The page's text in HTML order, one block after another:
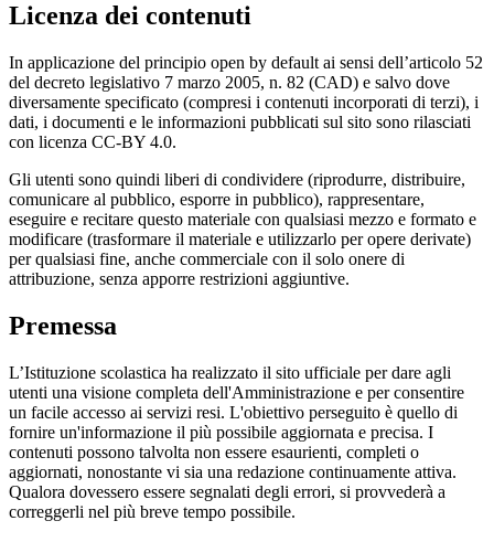
Licenza dei contenuti
In applicazione del principio open by default ai sensi dell’articolo 52
del decreto legislativo 7 marzo 2005, n. 82 (CAD) e salvo dove
diversamente specificato (compresi i contenuti incorporati di terzi), i
dati, i documenti e le informazioni pubblicati sul sito sono rilasciati
con licenza CC-BY 4.0.
Gli utenti sono quindi liberi di condividere (riprodurre, distribuire,
comunicare al pubblico, esporre in pubblico), rappresentare,
eseguire e recitare questo materiale con qualsiasi mezzo e formato e
modificare (trasformare il materiale e utilizzarlo per opere derivate)
per qualsiasi fine, anche commerciale con il solo onere di
attribuzione, senza apporre restrizioni aggiuntive.
Premessa
L’Istituzione scolastica ha realizzato il sito ufficiale per dare agli
utenti una visione completa dell'Amministrazione e per consentire
un facile accesso ai servizi resi. L'obiettivo perseguito è quello di
fornire un'informazione il più possibile aggiornata e precisa. I
contenuti possono talvolta non essere esaurienti, completi o
aggiornati, nonostante vi sia una redazione continuamente attiva.
Qualora dovessero essere segnalati degli errori, si provvederà a
correggerli nel più breve tempo possibile.